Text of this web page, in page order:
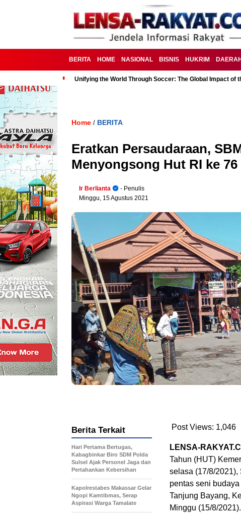
BERITA HOME NASIONAL BISNIS HUKRIM DAERAH
Unifying the World Through Soccer: The Global Impact of
Home / BERITA
Eratkan Persaudaraan,
Menyongsong Hut RI ke 76
Ir Berlianta
- Penulis
Minggu, 15 Agustus 2021
Post Views: 1,046
LENSA-
Tahun (HUT)
selasa (17/8/
pentas seni
Tanjung Bayang,
Minggu (15/8/2021).
Berita Terkait
Hari Pertama Bertugas,
Kabagbinkar Biro SDM Polda
Sulsel Ajak Personel Jaga dan
Pertahankan Kebersihan
Kapolrestabes Makassar Gelar
Ngopi Kamtibmas, Serap
Aspirasi Warga Tamalate